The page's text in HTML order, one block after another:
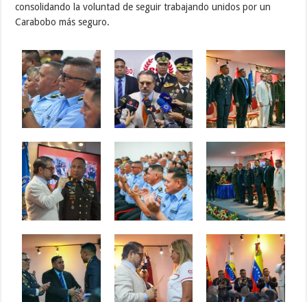
consolidando la voluntad de seguir trabajando unidos por un
Carabobo más seguro.